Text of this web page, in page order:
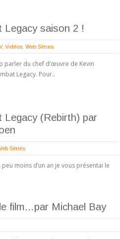
Legacy saison 2 !
, Vidéos Web Séries
parler du chef d’œuvre de Kevin
Legacy. Pour..
Legacy (Rebirth) par
Séries
peu moins d’un an je vous présentai le
film…par Michael Bay